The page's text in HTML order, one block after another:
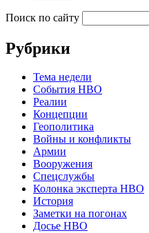
Поиск по сайту
Рубрики
Тема недели
События НВО
Реалии
Концепции
Геополитика
Войны и конфликты
Армии
Вооружения
Спецслужбы
Колонка эксперта НВО
История
Заметки на погонах
Досье НВО